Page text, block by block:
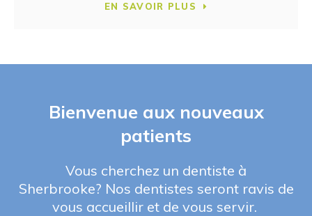
EN SAVOIR PLUS
Bienvenue aux nouveaux
patients
Vous cherchez un dentiste à
Sherbrooke? Nos dentistes seront ravis de
vous accueillir et de vous servir.